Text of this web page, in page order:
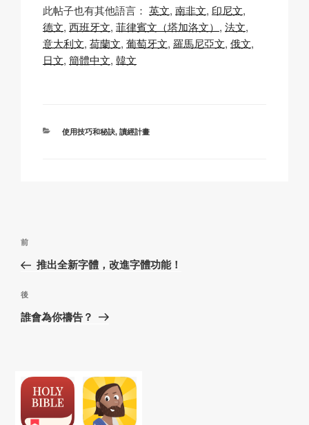
p
y
Li
ailc
e
b
k
at
s
a
p
此帖子也有其他語言： 英文 南非文 印尼文
德文 西班牙文 菲律賓文（塔加洛文）
法文
意大利文 荷蘭文 葡萄牙文 羅馬尼亞文 俄文
日文 簡體中文 韓文
分
使用技巧和秘訣, 讀經計畫
文
導
覽
上
一
文
章
前
推出全新字體，改進字體功能！
下
篇
後
誰會為你禱告？